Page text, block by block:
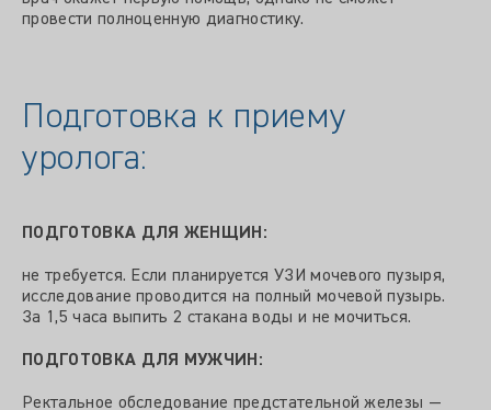
провести полноценную диагностику.
Подготовка к приему
уролога:
ПОДГОТОВКА ДЛЯ ЖЕНЩИН:
не требуется. Если планируется УЗИ мочевого пузыря,
исследование проводится на полный мочевой пузырь.
За 1,5 часа выпить 2 стакана воды и не мочиться.
ПОДГОТОВКА ДЛЯ МУЖЧИН:
Ректальное обследование предстательной железы —